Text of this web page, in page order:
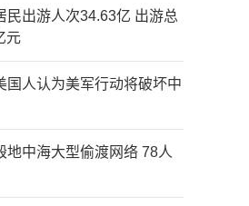
民出游人次34.63亿 出游总
元
国人认为美军行动将破坏中
地中海大型偷渡网络 78人